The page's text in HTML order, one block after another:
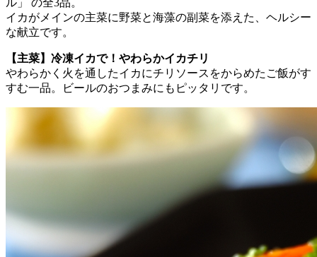
イカがメインの主菜に野菜と海藻の副菜を添えた、ヘルシー
な献立です。
【主菜】冷凍イカで！やわらかイカチリ
やわらかく火を通したイカにチリソースをからめたご飯がす
すむ一品。ビールのおつまみにもピッタリです。